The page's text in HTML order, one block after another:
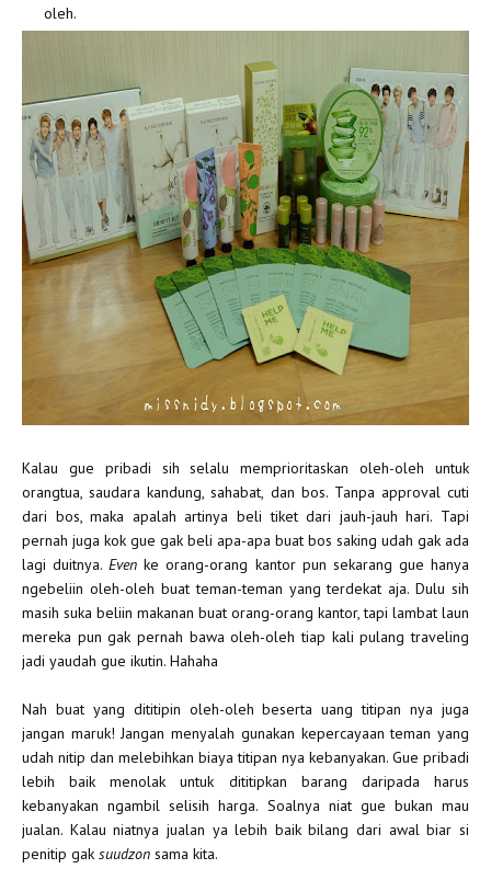
oleh.
Kalau gue pribadi sih selalu memprioritaskan oleh-oleh untuk
orangtua, saudara kandung, sahabat, dan bos. Tanpa approval cuti
dari bos, maka apalah artinya beli tiket dari jauh-jauh hari. Tapi
pernah juga kok gue gak beli apa-apa buat bos saking udah gak ada
lagi duitnya.Even ke orang-orang kantor pun sekarang gue hanya
ngebeliin oleh-oleh buat teman-teman yang terdekat aja. Dulu sih
masih suka beliin makanan buat orang-orang kantor, tapi lambat laun
mereka pun gak pernah bawa oleh-oleh tiap kali pulang traveling
jadi yaudah gue ikutin. Hahaha
Nah buat yang dititipin oleh-oleh beserta uang titipan nya juga
jangan maruk! Jangan menyalah gunakan kepercayaan teman yang
udah nitip dan melebihkan biaya titipan nya kebanyakan. Gue pribadi
lebih baik menolak untuk dititipkan barang daripada harus
kebanyakan ngambil selisih harga. Soalnya niat gue bukan mau
jualan. Kalau niatnya jualan ya lebih baik bilang dari awal biar si
penitip gak suudzon sama kita.